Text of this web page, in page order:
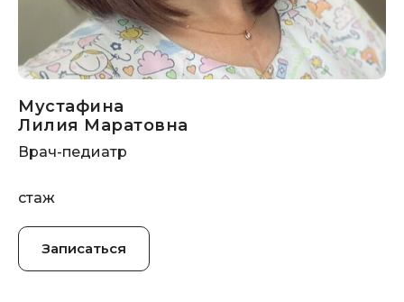
Мустафина
Лилия Маратовна
Врач-педиатр
стаж
Записаться